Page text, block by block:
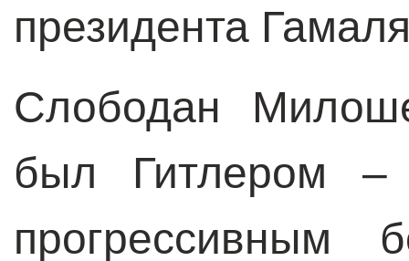
президента
Слободан
был Гитлером
прогрессивным